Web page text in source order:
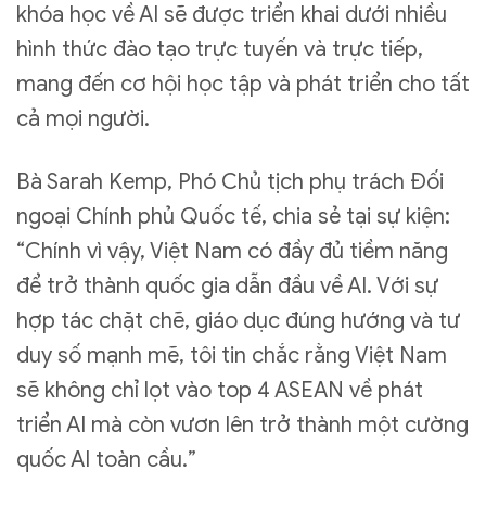
khóa học về AI sẽ được triển khai dưới nhiều
hình thức đào tạo trực tuyến và trực tiếp,
mang đến cơ hội học tập và phát triển cho tất
cả mọi người.
Bà Sarah Kemp, Phó Chủ tịch phụ trách Đối
ngoại Chính phủ Quốc tế, chia sẻ tại sự kiện:
“Chính vì vậy, Việt Nam có đầy đủ tiềm năng
để trở thành quốc gia dẫn đầu về AI. Với sự
hợp tác chặt chẽ, giáo dục đúng hướng và tư
duy số mạnh mẽ, tôi tin chắc rằng Việt Nam
sẽ không chỉ lọt vào top 4 ASEAN về phát
triển AI mà còn vươn lên trở thành một cường
quốc AI toàn cầu.”